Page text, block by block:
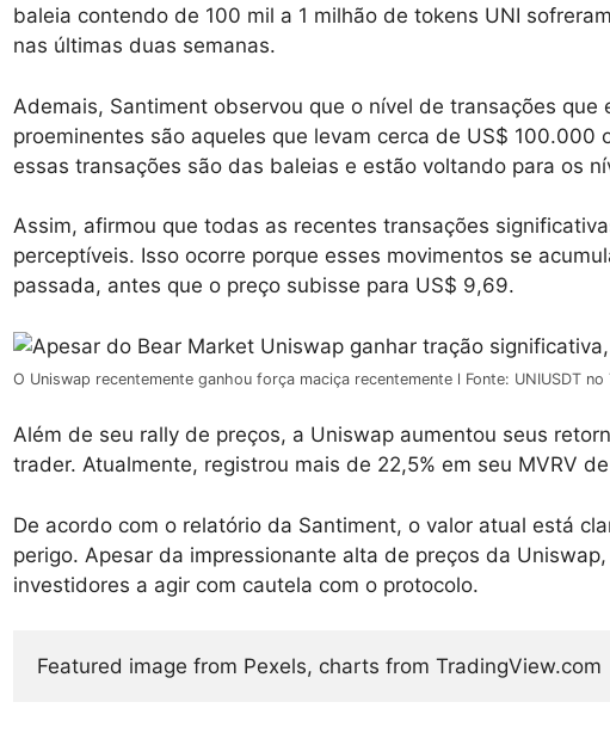
baleia contendo de 100 mil a 1 milhão de tokens UNI
nas últimas duas semanas.
Ademais, Santiment observou que o nível de transações que
proeminentes são aqueles que levam cerca de US$ 100.000
essas transações são das baleias e estão voltando para os
Assim, afirmou que todas as recentes transações
perceptíveis. Isso ocorre porque esses movimentos se
passada, antes que o preço subisse para US$ 9,69.
O Uniswap recentemente ganhou força maciça recentemente l Fonte: UNIUSDT no
Além de seu rally de preços, a Uniswap aumentou seus
trader. Atualmente, registrou mais de 22,5% em seu MVRV
De acordo com o relatório da Santiment, o valor atual está
perigo. Apesar da impressionante alta de preços da
investidores a agir com cautela com o protocolo.
Featured image from Pexels, charts from TradingView.com